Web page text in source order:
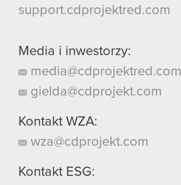
support.cdprojektred.com
Media i inwestorzy:
media@cdprojektred.com
gielda@cdprojekt.com
Kontakt WZA:
wza@cdprojekt.com
Kontakt ESG: